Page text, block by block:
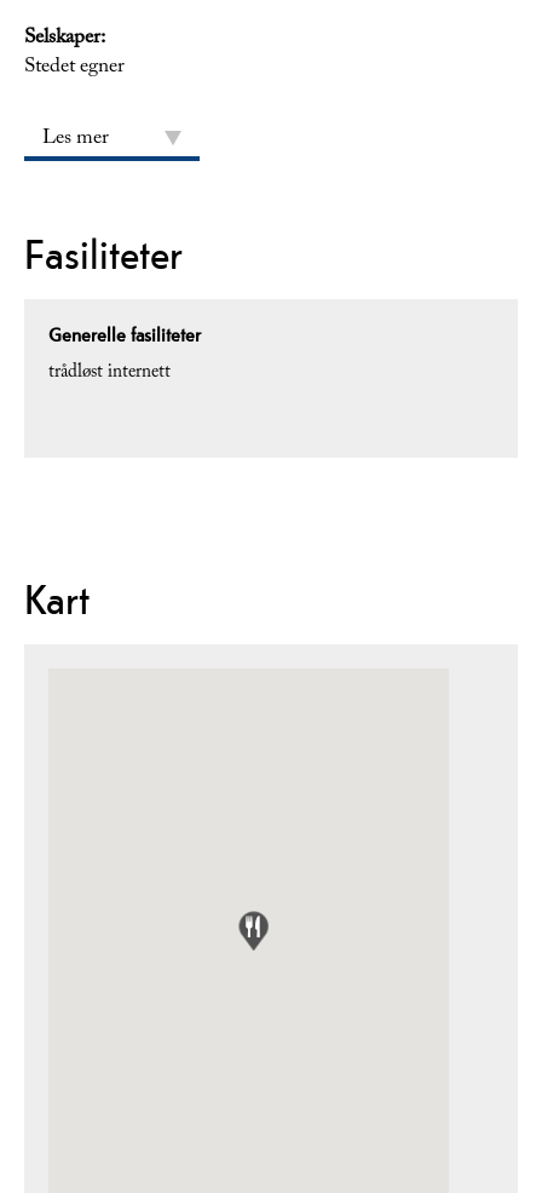
Selskaper:
Stedet egner
Les mer
Fasiliteter
Generelle fasiliteter
trådløst internett
Kart